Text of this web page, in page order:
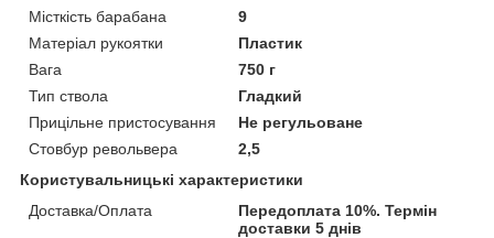
Місткість барабана
9
Матеріал рукоятки
Пластик
Вага
750 г
Тип ствола
Гладкий
Прицільне пристосування
Не регульоване
Стовбур револьвера
2,5
Користувальницькі характеристики
Доставка/Оплата
Передоплата 10%. Термін
доставки 5 днів